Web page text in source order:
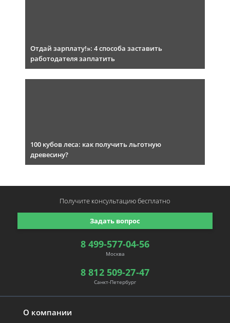
Отдай зарплату!»: 4 способа заставить
работодателя заплатить
100 кубов леса: как получить льготную
древесину?
О компании
8 499-577-04-56
Москва
8 812 509-27-47
Санкт-Петербург
Задать вопрос
Получите консультациюбесплатно